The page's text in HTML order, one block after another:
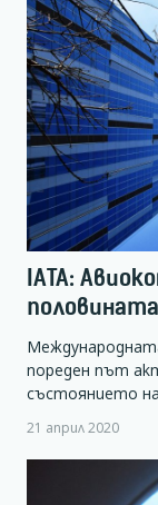
IATA:
пореден път
състоянието
21 април 2020